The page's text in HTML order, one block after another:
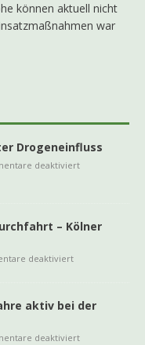
können aktuell nicht
war
Drogeneinfluss
deaktiviert
– Kölner
deaktiviert
aktiv bei der
deaktiviert